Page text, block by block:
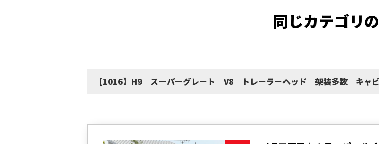
同じカテゴリ
【1016】H9 スーパーグレート V8 トレーラーヘッド 架装多数 キャ